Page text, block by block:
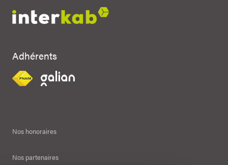
Adhérents
Nos honoraires
Nos partenaires